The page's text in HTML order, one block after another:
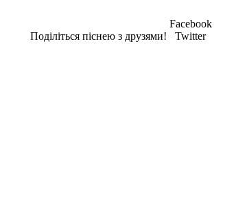
Поділіться піснею з друзями!
Facebook
Twitter